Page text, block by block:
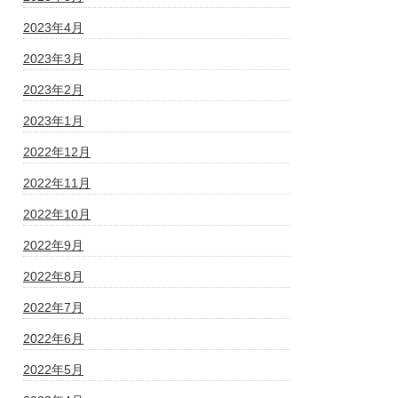
2023年4月
2023年3月
2023年2月
2023年1月
2022年12月
2022年11月
2022年10月
2022年9月
2022年8月
2022年7月
2022年6月
2022年5月